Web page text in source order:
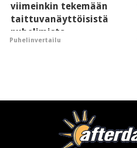
viimeinkin tekemään
taittuvanäyttöisistä
puhelimista
supersuosittuja
Puhelinvertailu